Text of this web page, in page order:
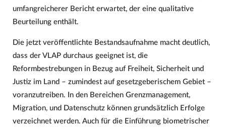
umfangreicherer Bericht erwartet, der eine qualitative
Beurteilung enthält.
Die jetzt veröffentlichte Bestandsaufnahme macht deutlich,
dass der VLAP durchaus geeignet ist, die
Reformbestrebungen in Bezug auf Freiheit, Sicherheit und
Justiz im Land – zumindest auf gesetzgeberischem Gebiet –
voranzutreiben. In den Bereichen Grenzmanagement,
Migration, und Datenschutz können grundsätzlich Erfolge
verzeichnet werden. Auch für die Einführung biometrischer